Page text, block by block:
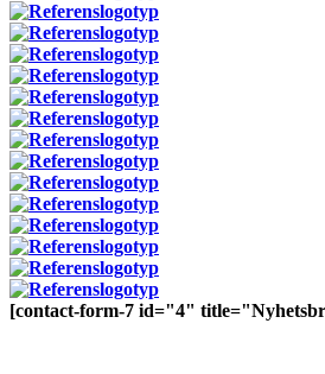
[contact-form-7 id="4"